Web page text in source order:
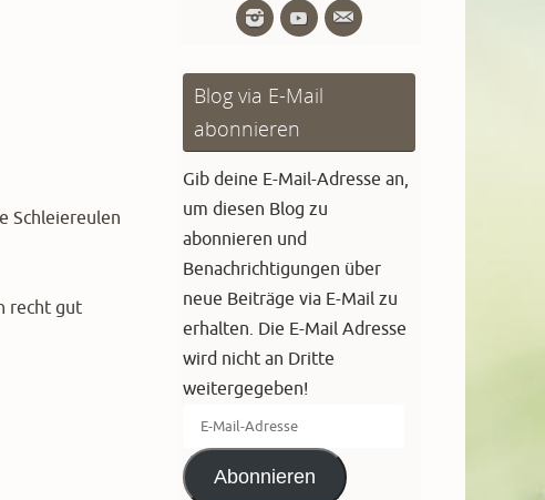
Schleiereulen
recht gut
Blog via E-Mail
abonnieren
Gib deine E-Mail-Adresse an,
um diesen Blog zu
abonnieren und
Benachrichtigungen über
neue Beiträge via E-Mail zu
erhalten. Die E-Mail Adresse
wird nicht an Dritte
weitergegeben!
Mail-
AdresseAbonnieren